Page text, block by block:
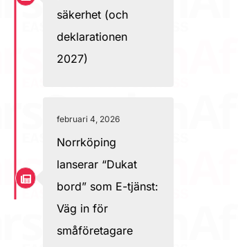
säkerhet (och
deklarationen
2027)
februari 4, 2026
Norrköping
lanserar “Dukat
bord” som E-tjänst:
Väg in för
småföretagare